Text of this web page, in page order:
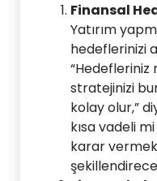
Finansal
Yatırım
hedeflerinizi
“Hedefleriniz
stratejinizi
kolay olur,”
kısa vadeli
karar